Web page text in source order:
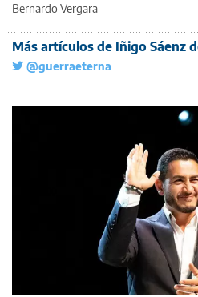
Bernardo Vergara
Más artículos de Iñigo Sáenz
@guerraeterna